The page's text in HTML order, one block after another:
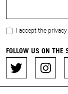
I accept the
FOLLOW US ON THE